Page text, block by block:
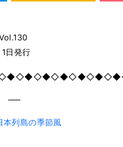
日発行
—–
列島の季節風